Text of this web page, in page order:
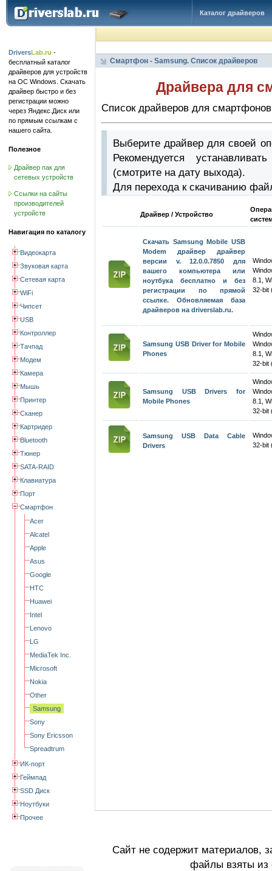
Каталог драйверов
DriversLab.ru -
бесплатный каталог
драйверов для устройств
на ОС Windows. Скачать
драйвер быстро и без
регистрации можно
через Яндекс.Диск или
по прямым ссылкам с
нашего сайта.
Полезное
Драйвер пак для
сетевых устройств
Ссылки на сайты
производителей
устройств
Навигация по каталогу
Видеокарта
Звуковая карта
Сетевая карта
WiFi
Чипсет
USB
Контроллер
Тачпад
Модем
Камера
Мышь
Принтер
Сканер
Картридер
Bluetooth
Тюнер
SATA-RAID
Клавиатура
Порт
Смартфон
Acer
Alcatel
Apple
Asus
Google
HTC
Huawei
Intel
Lenovo
LG
MediaTek Inc.
Microsoft
Nokia
Other
Samsung
Sony
Sony Ericsson
Spreadtrum
ИК-порт
Геймпад
SSD Диск
Ноутбуки
Прочее
Смартфон - Samsung. Список драйверов
Драйвера для
Список драйверов для
Выберите драйвер для своей
Рекомендуется
(смотрите на дату выхода).
Для перехода к скачиванию
Драйвер / Устройство
Скачать Samsung Mobile USB
Modem драйвер драйвер
версии v. 12.0.0.7850 для
вашего компьютера или
ноутбука бесплатно и без
регистрации по прямой
ссылке. Обновляемая база
драйверов на driverslab.ru.
8.1,
32-bit
Samsung USB Driver for Mobile
Phones
8.1,
32-bit
Samsung USB Drivers for
Mobile Phones
8.1,
32-bit
Samsung USB Data Cable
Drivers
32-bit
Сайт не содержит материалов,
файлы взяты из